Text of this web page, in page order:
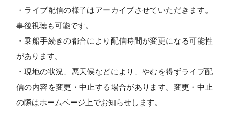
・ライブ配信の様子はアーカイブさせていただきます。
事後視聴も可能です。
・乗船手続きの都合により配信時間が変更になる可能性
があります。
・現地の状況、悪天候などにより、やむを得ずライブ配
信の内容を変更・中止する場合があります。変更・中止
の際はホームページ上でお知らせします。